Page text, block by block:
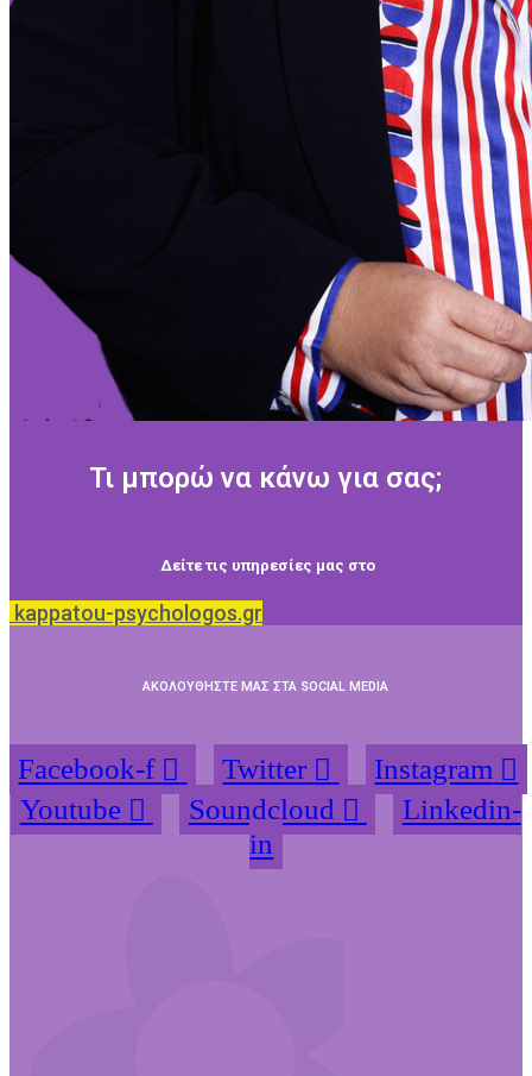
Τι μπορώ να κάνω για σας;
Δείτε τις υπηρεσίες μας στο
kappatou-psychologos.gr
ΑΚΟΛΟΥΘΗΣΤΕ ΜΑΣ ΣΤΑ SOCIAL MEDIA
Facebook-f Twitter
Instagram
Youtube
Soundcloud
Linkedin-
in